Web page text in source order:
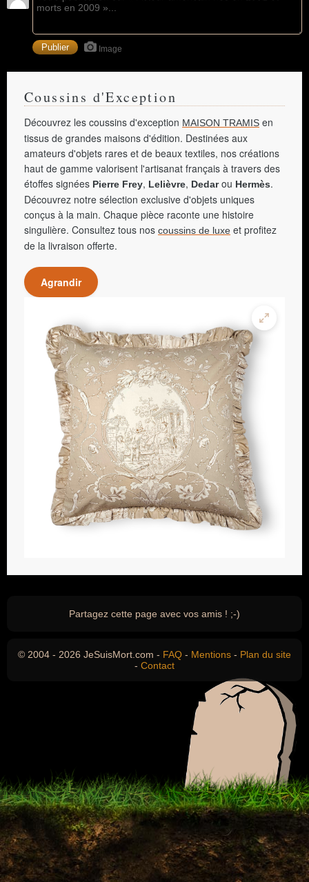
Image
Coussins d'Exception
Découvrez les coussins d'exception MAISON TRAMIS en
tissus de grandes maisons d'édition. Destinées aux
amateurs d'objets rares et de beaux textiles, nos créations
haut de gamme valorisent l'artisanat français à travers des
étoffes signées Pierre Frey, Lelièvre, Dedarou Hermès.
Découvrez notre sélection exclusive d'objets uniques
conçus à la main. Chaque pièce raconte une histoire
singulière. Consultez tous nos coussins de luxe et profitez
de la livraison offerte.
Agrandir
Partagez cette page avec vos amis ! ;-)
© 2004 - 2026 JeSuisMort.com - FAQ - Mentions - Plan du site
- Contact